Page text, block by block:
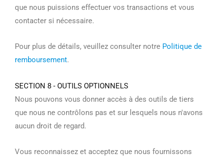
que nous puissions effectuer vos transactions et vous
contacter si nécessaire.
Pour plus de détails, veuillez consulter notre Politique de
remboursement.
SECTION 8 - OUTILS OPTIONNELS
Nous pouvons vous donner accès à des outils de tiers
que nous ne contrôlons pas et sur lesquels nous n'avons
aucun droit de regard.
Vous reconnaissez et acceptez que nous fournissons